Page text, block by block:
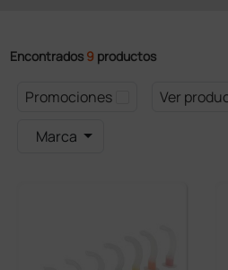
Encontrados 9 productos
Promociones
Ver
Marca